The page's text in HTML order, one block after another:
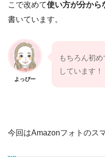
こで改めて使い方が分から
書いています。
よっぴー
もちろん初
しています！
今回はAmazonフォトのス